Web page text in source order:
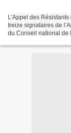
L'Appel des
treize signataires de
du Conseil national de